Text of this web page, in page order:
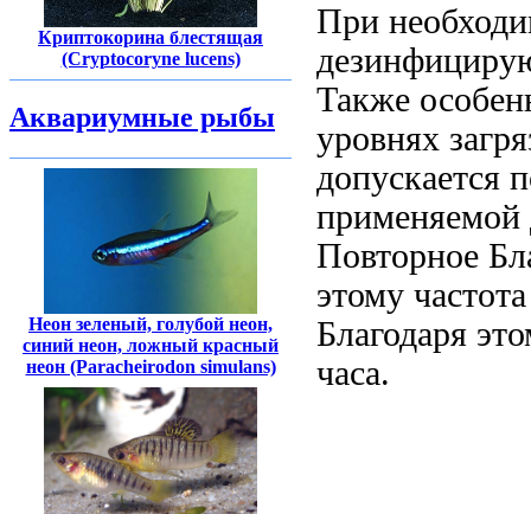
Криптокорина блестящая
(Cryptocoryne lucens)
Аквариумные рыбы
Неон зеленый, голубой неон,
синий неон, ложный красный
неон (Paracheirodon simulans)
При
Также
уровнях
допускается
Повторное
этому
Благодаря
часа.